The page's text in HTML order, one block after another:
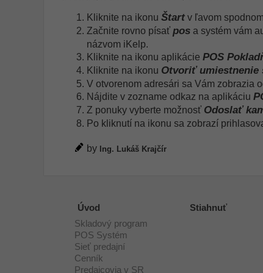
Kliknite na ikonu Štart v ľavom
Začnite rovno písať pos a systém vám
názvom iKelp.
Kliknite na ikonu aplikácie POS
Kliknite na ikonu Otvoriť umiestnenie
V otvorenom adresári sa Vám zobrazia
Nájdite v zozname odkaz na aplikáciu
Z ponuky vyberte možnosť Odoslať
Po kliknutí na ikonu sa zobrazí
by Ing. Lukáš Krajčír
Úvod
Skladový program
POS Systém
Sieť predajní
Cenník
Predajcovia v SR
Stiahnuť